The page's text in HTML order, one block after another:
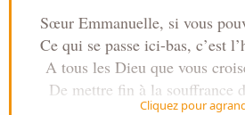
Sœur Emmanuelle, si vous
Ce qui se passe ici-bas, c’est
A tous les Dieu que vous
De mettre fin à la souffrance
Cliquez pour